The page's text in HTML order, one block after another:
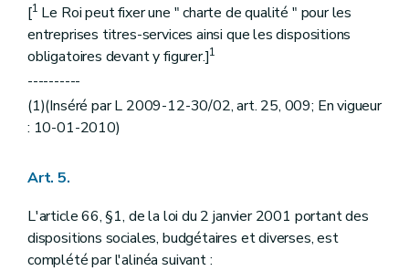
[1 Le Roi peut fixer une " charte de qualité " pour les
entreprises titres-services ainsi que les dispositions
obligatoires devant y figurer.]1
----------
(1)(Inséré par L 2009-12-30/02, art. 25, 009; En vigueur
: 10-01-2010)
Art. 5.
L'article 66, §1, de la loi du 2 janvier 2001 portant des
dispositions sociales, budgétaires et diverses, est
complété par l'alinéa suivant :